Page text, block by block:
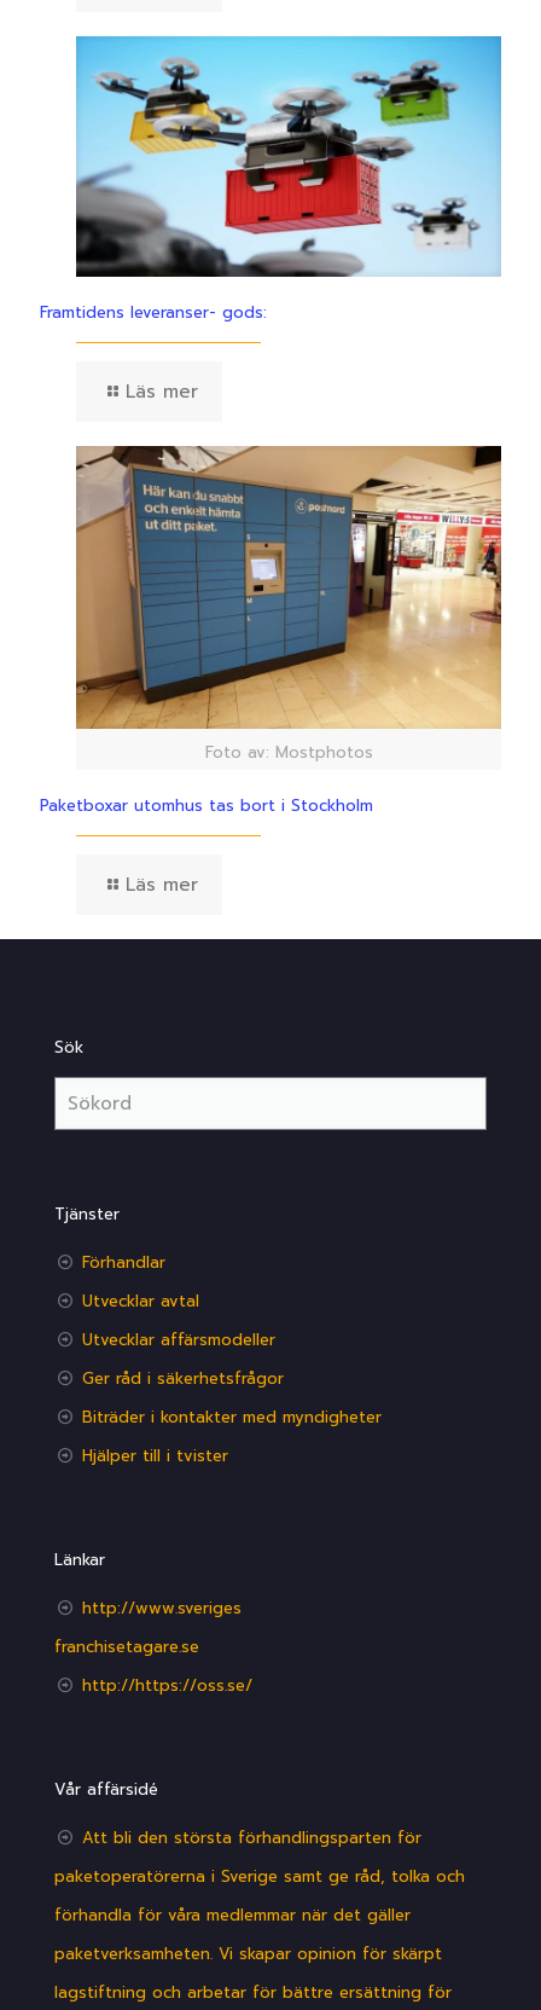
Framtidens leveranser- gods:
Läs mer
Foto av: Mostphotos
Paketboxar utomhus tas bort i Stockholm
Läs mer
Sök
Tjänster
Förhandlar
Utvecklar avtal
Utvecklar affärsmodeller
Ger råd i säkerhetsfrågor
Biträder i kontakter med myndigheter
Hjälper till i tvister
Länkar
http://www.sveriges
franchisetagare.se
http://https://oss.se/
Vår affärsidé
Att bli den största förhandlingsparten för
paketoperatörerna i Sverige samt ge råd, tolka och
förhandla för våra medlemmar när det gäller
paketverksamheten. Vi skapar opinion för skärpt
lagstiftning och arbetar för bättre ersättning för